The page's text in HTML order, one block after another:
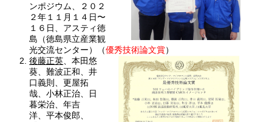
ンポジウム、２０２
２年１１月１４日〜
１６日、アスティ徳
島（徳島県立産業観
光交流センター）（優秀技術論文賞）
後藤正英 、本田悠
葵、難波正和、井
口義則、更屋拓
哉、小林正治、日
暮栄治、年吉
洋、平本俊郎、